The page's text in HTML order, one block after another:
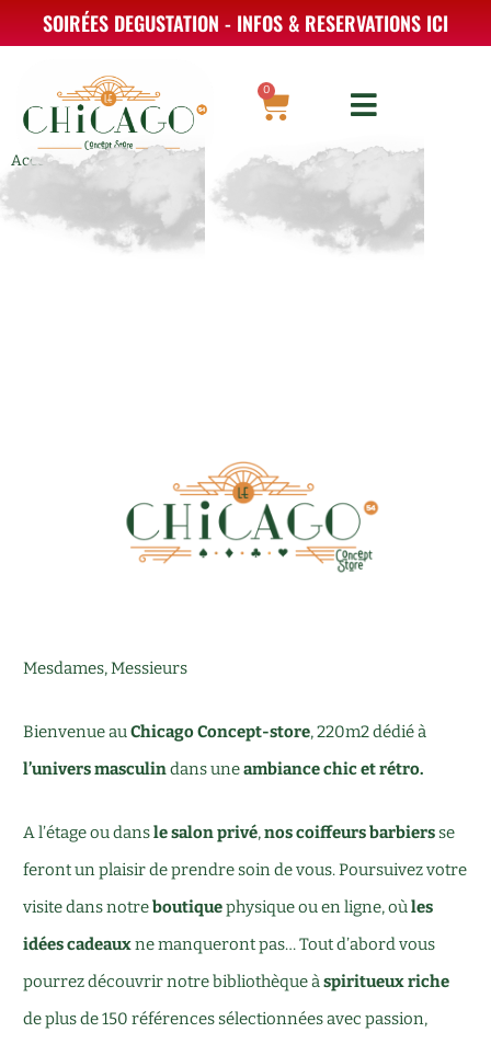
SOIRÉES DEGUSTATION - INFOS & RESERVATIONS ICI
0
Panier
Accueil.
Mesdames, Messieurs
Bienvenue auChicago Concept-store, 220m2 dédié à
l’univers masculindans uneambiance chic et rétro.
A l’étage ou dansle salon privé,nos coiffeurs barbiersse
feront un plaisir de prendre soin de vous. Poursuivez votre
visite dans notreboutiquephysique ou en ligne, oùles
idées cadeauxne manqueront pas… Tout d’abord vous
pourrez découvrir notre bibliothèque àspiritueux riche
de plus de 150 références sélectionnées avec passion,